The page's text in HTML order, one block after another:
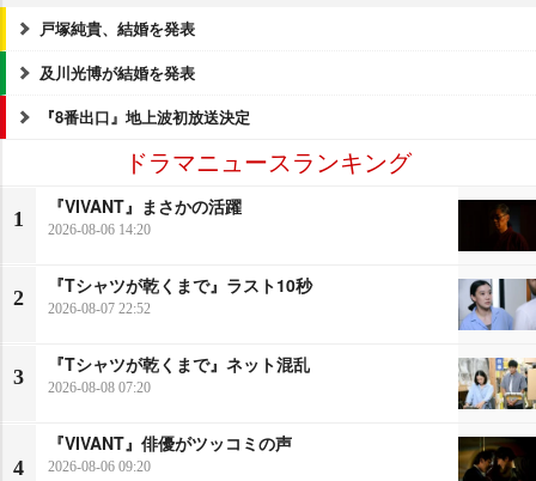
戸塚純貴、結婚を発表
及川光博が結婚を発表
『8番出口』地上波初放送決定
ドラマニュースランキング
1
『VIVANT』まさかの活躍
2026-08-06 14:20
2
『Tシャツが乾くまで』ラスト10秒
2026-08-07 22:52
3
『Tシャツが乾くまで』ネット混乱
2026-08-08 07:20
4
『VIVANT』俳優がツッコミの声
2026-08-06 09:20